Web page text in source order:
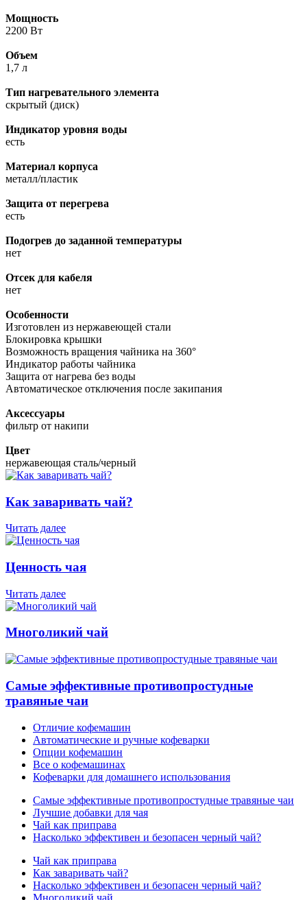
Мощность
2200 Вт
Объем
1,7 л
Тип нагревательного элемента
скрытый (диск)
Индикатор уровня воды
есть
Материал корпуса
металл/пластик
Защита от перегрева
есть
Подогрев до заданной температуры
нет
Отсек для кабеля
нет
Особенности
Изготовлен из нержавеющей стали
Блокировка крышки
Возможность вращения чайника на 360°
Индикатор работы чайника
Защита от нагрева без воды
Автоматическое отключения после закипания
Аксессуары
фильтр от накипи
Цвет
нержавеющая сталь/черный
Как заваривать чай?
Читать далее
Ценность чая
Читать далее
Многоликий чай
Самые эффективные противопростудные
травяные чаи
Отличие кофемашин
Автоматические и ручные кофеварки
Опции кофемашин
Все о кофемашинах
Кофеварки для домашнего использования
Самые эффективные противопростудные травяные чаи
Лучшие добавки для чая
Чай как приправа
Насколько эффективен и безопасен черный чай?
Чай как приправа
Как заваривать чай?
Насколько эффективен и безопасен черный чай?
Многоликий чай